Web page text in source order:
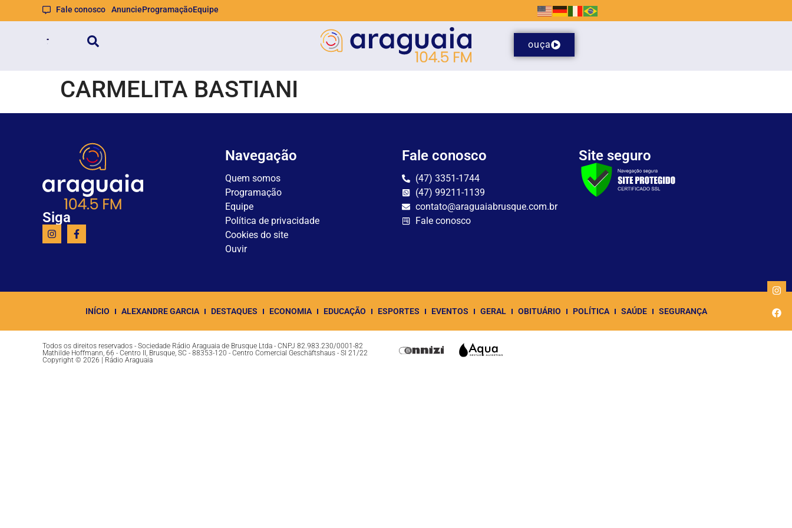
Fale conosco AnuncieProgramaçãoEquipe
ouça
CARMELITA BASTIANI
Siga
Navegação
Quem somos
Programação
Equipe
Política de privacidade
Cookies do site
Ouvir
Fale conosco
(47) 3351-1744
(47) 99211-1139
contato@araguaiabrusque.com.br
Fale conosco
Site seguro
INÍCIO ALEXANDRE GARCIA DESTAQUES ECONOMIA EDUCAÇÃO ESPORTES EVENTOS GERAL OBITUÁRIO POLÍTICA SAÚDE SEGURANÇA
Todos os direitos reservados - Sociedade Rádio Araguaia de Brusque Ltda - CNPJ 82.983.230/0001-82
Mathilde Hoffmann, 66 - Centro II, Brusque, SC - 88353-120 - Centro Comercial Geschäftshaus - Sl 21/22
Copyright © 2026 | Rádio Araguaia